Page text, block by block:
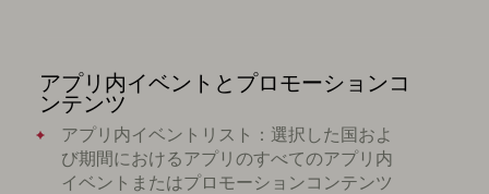
アプリ内イベントとプロモーションコ
ンテンツ
アプリ内イベントリスト：選択した国およ
び期間におけるアプリのすべてのアプリ内
イベントまたはプロモーションコンテンツ